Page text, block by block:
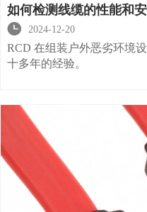
如何检测线缆的性能和

2024-12-20
RCD 在组装户外恶劣环境
十多年的经验。